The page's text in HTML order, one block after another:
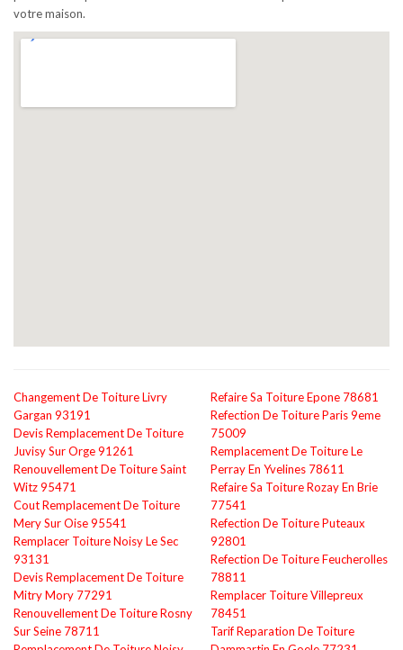
votre maison.
Changement De Toiture Livry
Gargan 93191
Devis Remplacement De Toiture
Juvisy Sur Orge 91261
Renouvellement De Toiture Saint
Witz 95471
Cout Remplacement De Toiture
Mery Sur Oise 95541
Remplacer Toiture Noisy Le Sec
93131
Devis Remplacement De Toiture
Mitry Mory 77291
Renouvellement De Toiture Rosny
Sur Seine 78711
Refaire Sa Toiture Epone 78681
Refection De Toiture Paris 9eme
75009
Remplacement De Toiture Le
Perray En Yvelines 78611
Refaire Sa Toiture Rozay En Brie
77541
Refection De Toiture Puteaux
92801
Refection De Toiture Feucherolles
78811
Remplacer Toiture Villepreux
78451
Tarif Reparation De Toiture